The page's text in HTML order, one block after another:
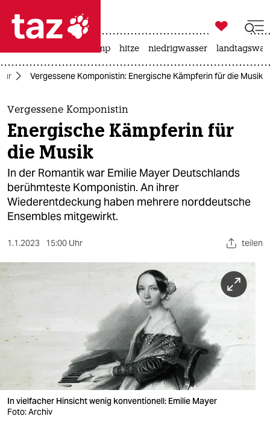
 taz zahl ich
taz zahl ich
themen
politik
öko
gesellschaft
kultur
sport
berlin
nord
wahrheit
verlag
veranstaltungen

taz zahl ich
usa unter trump hitze niedrigwasser
Vergessene Komponistin: Energische Kämpferin für die Musik
Vergessene Komponistin
Energische Kämpferin für
die Musik
In der Romantik war Emilie Mayer Deutschlands
berühmteste Komponistin. An ihrer
Wiederentdeckung haben mehrere norddeutsche
Ensembles mitgewirkt.
1.1.2023 15:00 Uhr teilen
In vielfacher Hinsicht wenig konventionell: Emilie Mayer
Foto: Archiv